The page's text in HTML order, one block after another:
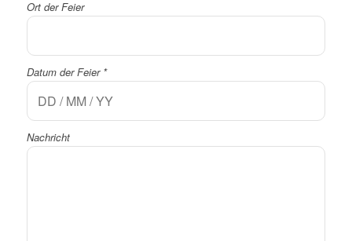
Ort der Feier
Datum der Feier *
Nachricht